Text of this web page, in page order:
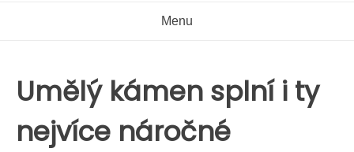
Menu
Umělý kámen splní i ty
nejvíce náročné